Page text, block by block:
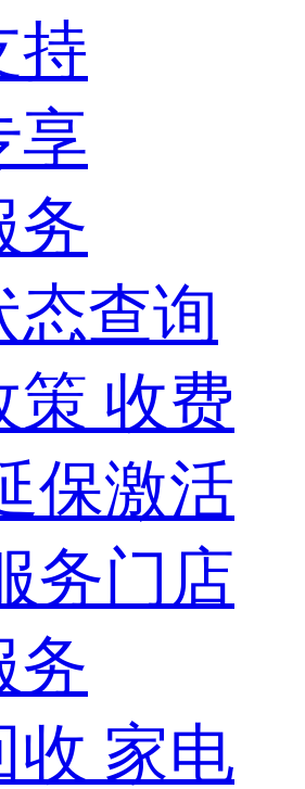
持
享
务
态查询
策 收费
保激活
务门店
务
收 家电